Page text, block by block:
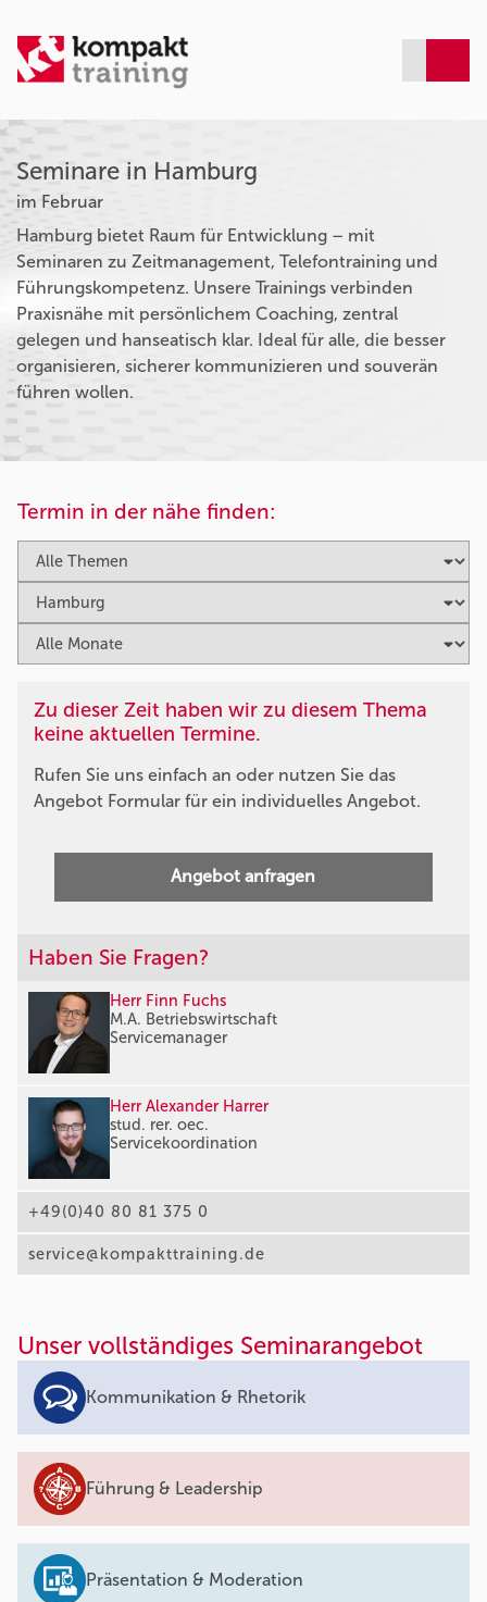
Seminare in Hamburg
im Februar
Hamburg bietet Raum für Entwicklung – mit
Seminaren zu Zeitmanagement, Telefontraining und
Führungskompetenz. Unsere Trainings verbinden
Praxisnähe mit persönlichem Coaching, zentral
gelegen und hanseatisch klar. Ideal für alle, die besser
organisieren, sicherer kommunizieren und souverän
führen wollen.
Termin in der nähe finden:
Zu dieser Zeit haben wir zu diesem Thema
keine aktuellen Termine.
Rufen Sie uns einfach an oder nutzen Sie das
Angebot Formular für ein individuelles Angebot.
Angebot anfragen
Haben Sie Fragen?
Herr Finn Fuchs
M.A. Betriebswirtschaft
Servicemanager
Herr Alexander Harrer
stud. rer. oec.
Servicekoordination
+49(0)40 80 81 375 0
service@kompakttraining.de
Unser vollständiges Seminarangebot
Kommunikation & Rhetorik
Führung & Leadership
Präsentation & Moderation